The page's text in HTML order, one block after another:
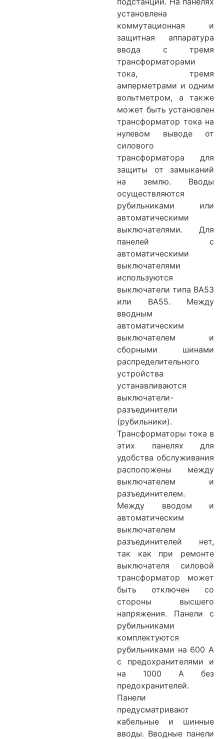
установлена
коммутационная и
защитная аппаратура
ввода с тремя
трансформаторами
тока, тремя
амперметрами и одним
вольтметром, а также
может быть установлен
трансформатор тока на
нулевом выводе от
силового
трансформатора для
защиты от замыканий
на землю. Вводы
осуществляются
рубильниками или
автоматическими
выключателями. Для
панелей с
автоматическими
выключателями
используются
выключатели типа ВА5З
или ВА55. Между
вводным
автоматическим
выключателем и
сборными шинами
распределительного
устройства
устанавливаются
выключатели-
разъединители
(рубильники).
Трансформаторы тока в
этих панелях для
удобства обслуживания
расположены между
выключателем и
разъединителем.
Между вводом и
автоматическим
выключателем
разъединителей нет,
так как при ремонте
выключателя силовой
трансформатор может
быть отключен со
стороны высшего
напряжения. Панели с
рубильниками
комплектуются
рубильниками на 600 А
с предохранителями и
на 1000 А без
предохранителей.
Панели
предусматривают
кабельные и шинные
вводы. Вводные панели